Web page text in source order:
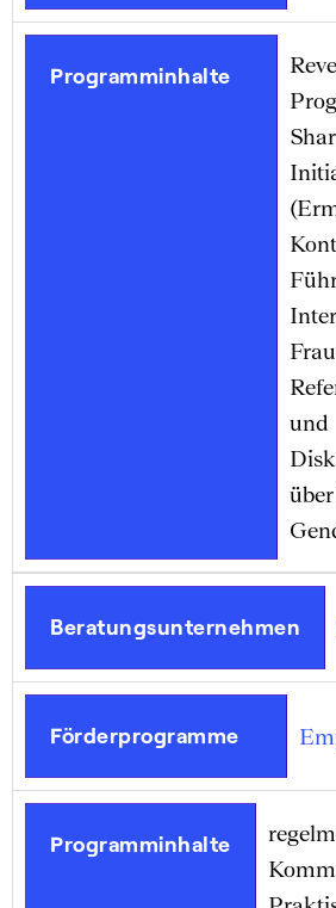
Programminhalte
und
Beratungsunternehmen
Förderprogramme
Programminhalte